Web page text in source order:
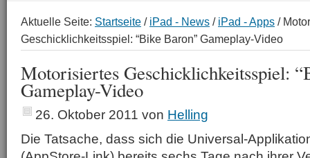
Aktuelle Seite: Startseite / iPad - News / iPad - Apps /
Geschicklichkeitsspiel: “Bike Baron” Gameplay-Video
Motorisiertes Geschicklichkeitsspiel:
Gameplay-Video
26. Oktober 2011 von Helling
Die Tatsache, dass sich die Universal-